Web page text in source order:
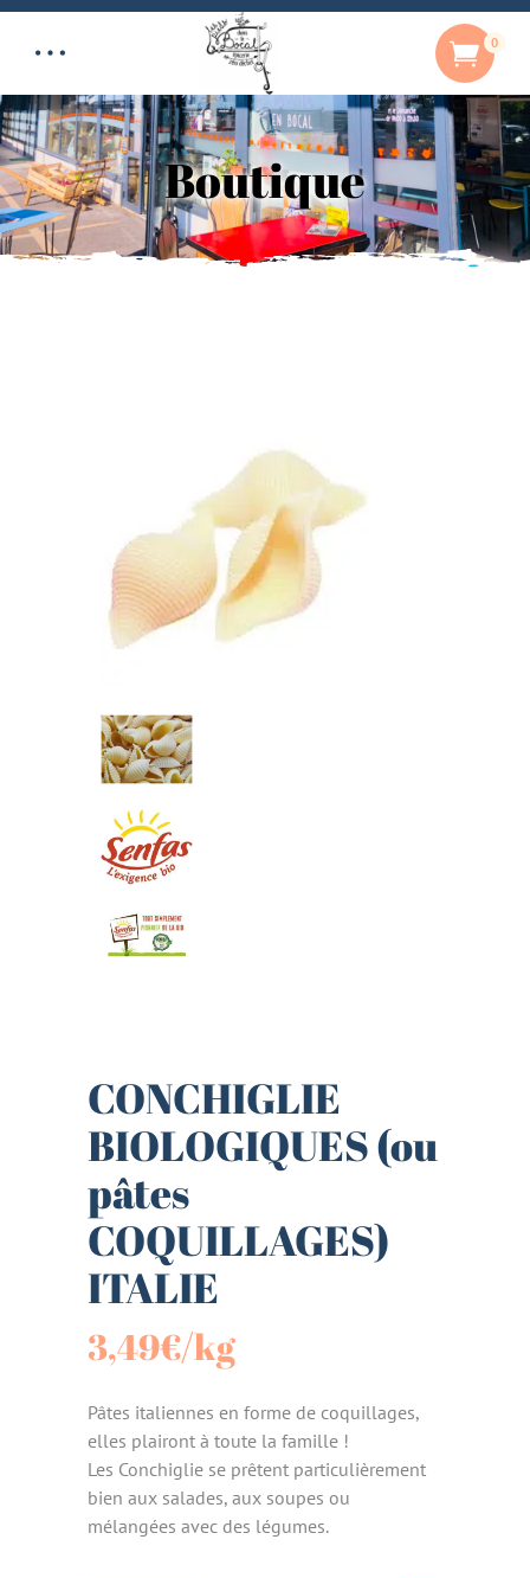
0
Boutique
CONCHIGLIE
BIOLOGIQUES (ou
pâtes
COQUILLAGES)
ITALIE
3,49€/kg
Pâtes italiennes en forme de coquillages,
elles plairont à toute la famille !
Les Conchiglie se prêtent particulièrement
bien aux salades, aux soupes ou
mélangées avec des légumes.